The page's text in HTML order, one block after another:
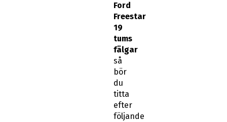
Ford
Freestar
19
tums
fälgar
så
bör
du
titta
efter
följande